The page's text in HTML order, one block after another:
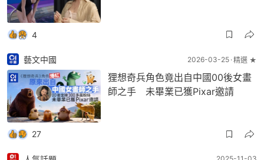
4
藝文中國 2026-03-25 精選 ★
狸想奇兵角色竟出自中國00後女畫
師之手 未畢業已獲Pixar邀請
27